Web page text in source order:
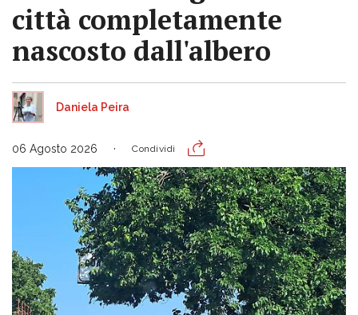
città completamente
nascosto dall'albero
Daniela Peira
06 Agosto 2026 Condividi